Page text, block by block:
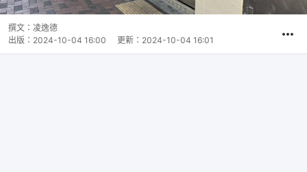
撰文： 凌逸德
出版： 2024-10-04 16:00 更新： 2024-10-04 16:01